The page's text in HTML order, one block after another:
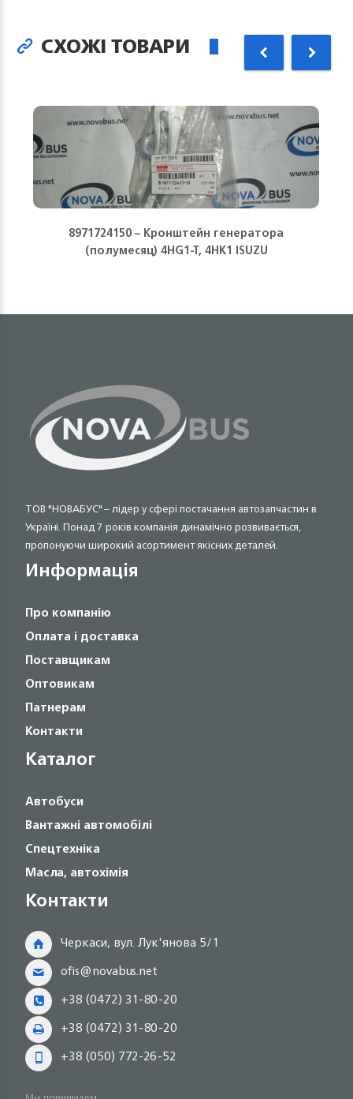
СХОЖІ ТОВАРИ
8971724150 – Кронштейн генератора
(полумесяц) 4HG1-T, 4HK1 ISUZU
ТОВ "НОВАБУС" – лідер у сфері постачання автозапчастин в
Україні. Понад 7 років компанія динамічно розвивається,
пропонуючи широкий асортимент якісних деталей.
Информація
Про компанію
Оплата і доставка
Поставщикам
Оптовикам
Патнерам
Контакти
Каталог
Автобуси
Вантажні автомобілі
Спецтехніка
Масла, автохімія
Контакти
Черкаси, вул. Лук'янова 5/1
ofis@novabus.net
+38 (0472) 31-80-20
+38 (0472) 31-80-20
+38 (050) 772-26-52